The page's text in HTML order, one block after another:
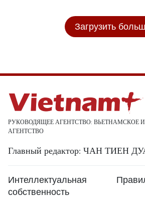
Загрузить
РУКОВОДЯЩЕЕ АГЕНТСТВО:
АГЕНТСТВО
Главный редактор: ЧАН ТИЕН
Интеллектуальная
собственность